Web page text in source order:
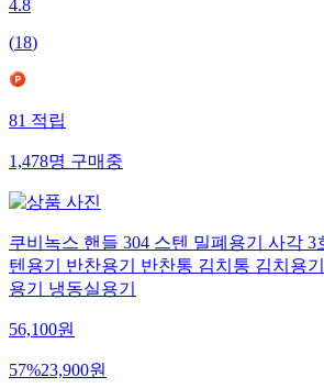
4.8
(18)
81적립
1,478명구매중
쿠비녹스 핸들 304 스텐 밀폐용기 사각 3
텐용기 반찬용기 반찬통 김치통 김치용
용기 냉동실용기
56,100원
57%23,900원